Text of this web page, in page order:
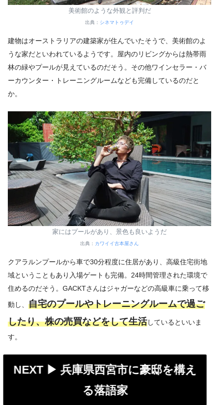
美術館のような外観と評判だ
出典： シネマトゥデイ
建物はオーストラリアの建築家が住んでいたそうで、美術館のよ
うな家だといわれているようです。屋内のリビングからは熱帯雨
林の緑やプールが見えているのだそう。その他ワインセラー・バ
ーカウンター・トレーニングルームなども完備しているのだと
か。
家にはプールがあり、景色も良いようだ
出典： カワイイ古本屋さん
クアラルンプールから車で30分程度に住居があり、高級住宅街地
域ということもあり入場ゲートも完備。24時間管理された環境で
住めるのだそう。GACKTさんはジャガーなどの高級車に乗って移
動し、 自宅のプールやトレーニングルームで過ご
したり、株の売買などをして生活しているといいま
す。
NEXT ▶︎兵庫県西宮市に豪邸を構え
る落語家